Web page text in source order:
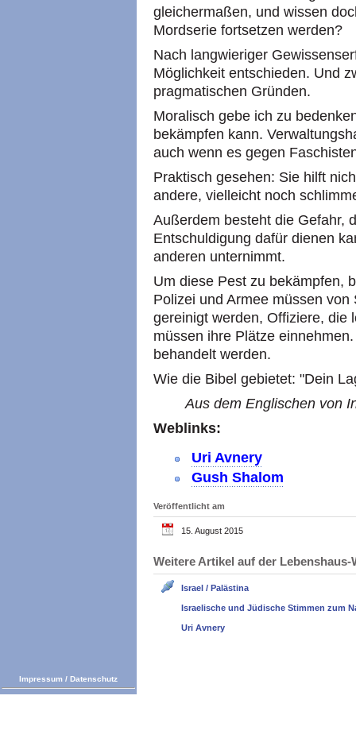
gleichermaßen, und wissen
Mordserie fortsetzen werden?
Nach langwieriger
Möglichkeit entschieden. Und
pragmatischen Gründen.
Moralisch gebe ich zu
bekämpfen kann.
auch wenn es gegen
Praktisch gesehen: Sie hilft
andere, vielleicht noch
Außerdem besteht die Gefahr,
Entschuldigung dafür dienen
anderen unternimmt.
Um diese Pest zu bekämpfen,
Polizei und Armee müssen
gereinigt werden, Offiziere, die
müssen ihre Plätze
behandelt werden.
Wie die Bibel gebietet: "Dein
Aus dem Englischen von
Weblinks:
Uri Avnery
Gush Shalom
Veröffentlicht am
15. August 2015
Weitere Artikel auf der
Israel / Palästina
Israelische und Jüdische Stimmen zum
Uri Avnery
Impressum / Datenschutz